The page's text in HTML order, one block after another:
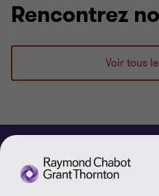
Rencontrez
Voir tous
À PROPOS